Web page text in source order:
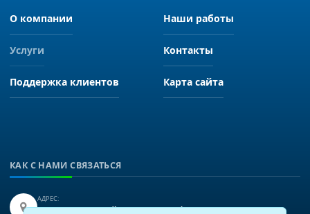
О компании Наши работы
Услуги Контакты
Поддержка клиентов Карта сайта
КАК С НАМИ СВЯЗАТЬСЯ
АДРЕС:
Иркутск, улица Байкальская 249, офис 225.